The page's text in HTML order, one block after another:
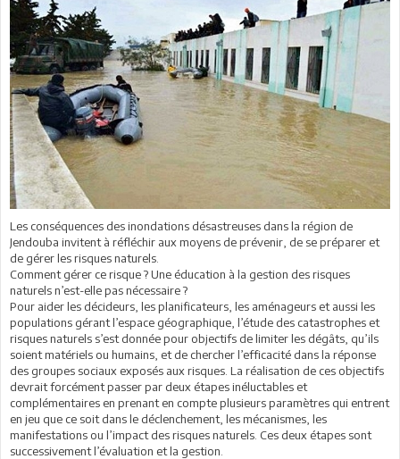
Les conséquences des inondations désastreuses dans la région de
Jendouba invitent à réfléchir aux moyens de prévenir, de se préparer et
de gérer les risques naturels.
Comment gérer ce risque ? Une éducation à la gestion des risques
naturels n’est-elle pas nécessaire ?
Pour aider les décideurs, les planificateurs, les aménageurs et aussi les
populations gérant l’espace géographique, l’étude des catastrophes et
risques naturels s’est donnée pour objectifs de limiter les dégâts, qu’ils
soient matériels ou humains, et de chercher l’efficacité dans la réponse
des groupes sociaux exposés aux risques. La réalisation de ces objectifs
devrait forcément passer par deux étapes inéluctables et
complémentaires en prenant en compte plusieurs paramètres qui entrent
en jeu que ce soit dans le déclenchement, les mécanismes, les
manifestations ou l’impact des risques naturels. Ces deux étapes sont
successivement l’évaluation et la gestion.